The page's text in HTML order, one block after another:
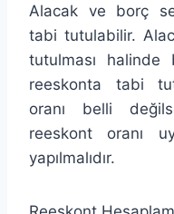
Alacak ve borç
tabi tutulabilir.
tutulması
reeskonta tabi
oranı belli
reeskont oranı
yapılmalıdır.